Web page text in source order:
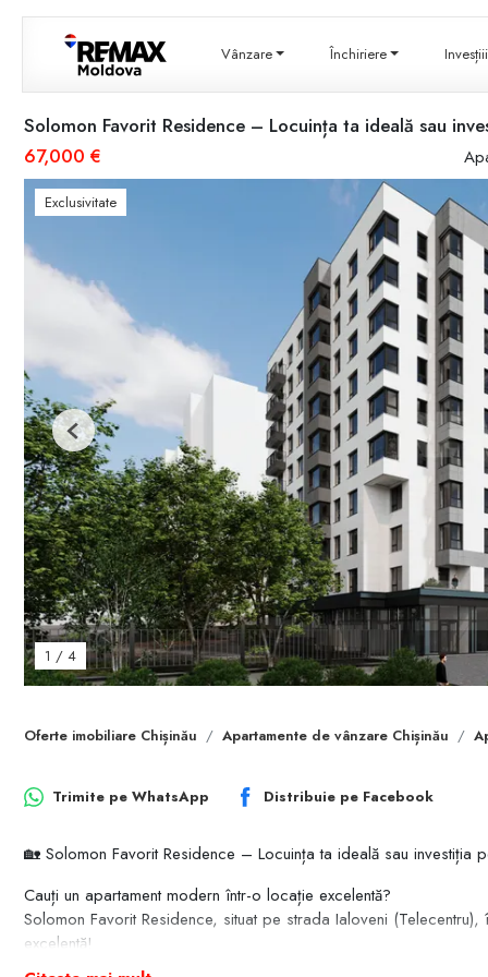
Vânzare Închiriere
Solomon Favorit Residence – Locuința ta ideală sau
67,000 €
Exclusivitate
1 / 4
Previous
Oferte imobiliare Chișinău Apartamente de vânzare Chișinău
Trimite pe WhatsApp Distribuie pe Facebook
🏡 Solomon Favorit Residence – Locuința ta ideală sau investiția
Cauți un apartament modern într-o locație excelentă?
Solomon Favorit Residence, situat pe strada Ialoveni
excelentă!